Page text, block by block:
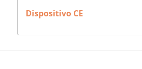
Dispositivo CE